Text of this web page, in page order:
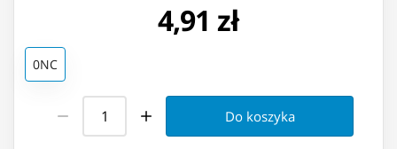
4,91 zł
0NC
Do koszyka